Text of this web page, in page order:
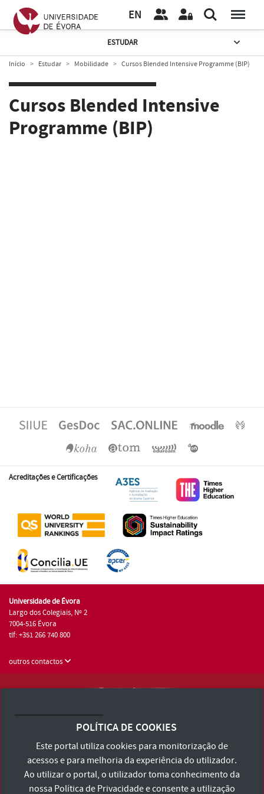
EN
ESTUDAR
Início Estudar Mobilidade Cursos Blended Intensive Programme (BIP)
Cursos Blended Intensive
Programme (BIP)
Acreditações e Certificações
Universidade de Évora
Largo dos Colegiais, Nº 2
7004-516 Évora
tlf: +351 266 740 800
outros contactos
Consulte os Termos e Condições e Política de Privacidade
Declaração de Acessibilidade
POLÍTICA DE COOKIES
Este portal utiliza cookies para monitorização de
acessos e para melhoria da experiência do utilizador.
Ao utilizar o portal, o utilizador toma conhecimento da
nossa Política de Privacidadee consente a utilização